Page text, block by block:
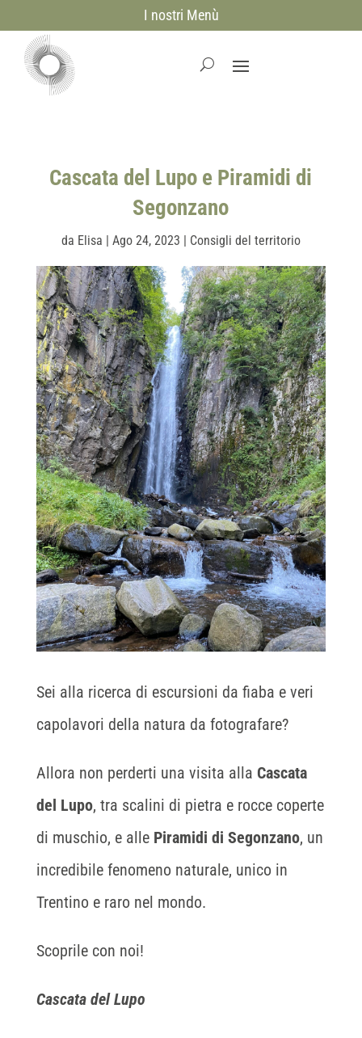
I nostri Menù
Cascata del Lupo e Piramidi di
Segonzano
da Elisa | Ago 24, 2023 | Consigli del territorio
Sei alla ricerca di escursioni da fiaba e veri
capolavori della natura da fotografare?
Allora non perderti una visita alla Cascata
del Lupo, tra scalini di pietra e rocce coperte
di muschio, e alle Piramidi di Segonzano, un
incredibile fenomeno naturale, unico in
Trentino e raro nel mondo.
Scoprile con noi!
Cascata del Lupo